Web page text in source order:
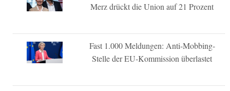
Merz drückt die Union auf 21 Prozent
Fast 1.000 Meldungen: Anti-Mobbing-
Stelle der EU-Kommission überlastet